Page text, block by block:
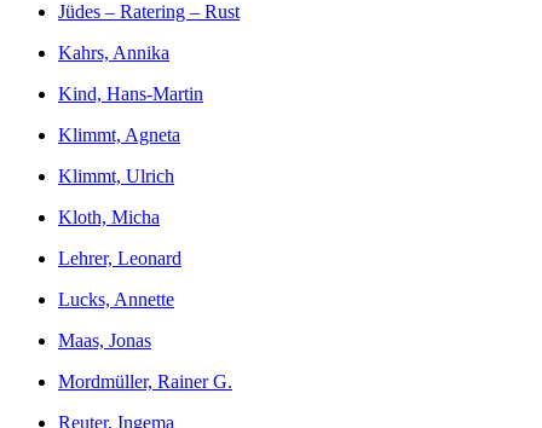
Jüdes – Ratering – Rust
Kahrs, Annika
Kind, Hans-Martin
Klimmt, Agneta
Klimmt, Ulrich
Kloth, Micha
Lehrer, Leonard
Lucks, Annette
Maas, Jonas
Mordmüller, Rainer G.
Reuter, Ingema